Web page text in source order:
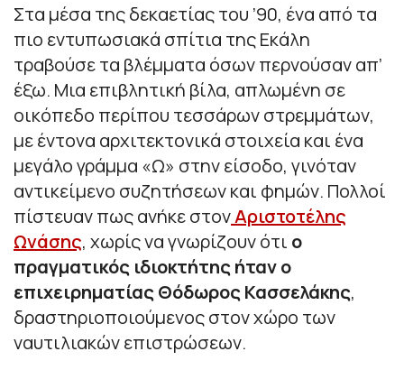
Στα μέσα της δεκαετίας του ’90, ένα από τα
πιο εντυπωσιακά σπίτια της Εκάλη
τραβούσε τα βλέμματα όσων περνούσαν απ’
έξω. Μια επιβλητική βίλα, απλωμένη σε
οικόπεδο περίπου τεσσάρων στρεμμάτων,
με έντονα αρχιτεκτονικά στοιχεία και ένα
μεγάλο γράμμα «Ω» στην είσοδο, γινόταν
αντικείμενο συζητήσεων και φημών. Πολλοί
πίστευαν πως ανήκε στονΑριστοτέλης
Ωνάσης, χωρίς να γνωρίζουν ότι ο
πραγματικός ιδιοκτήτης ήταν ο
επιχειρηματίας Θόδωρος Κασσελάκης,
δραστηριοποιούμενος στον χώρο των
ναυτιλιακών επιστρώσεων.